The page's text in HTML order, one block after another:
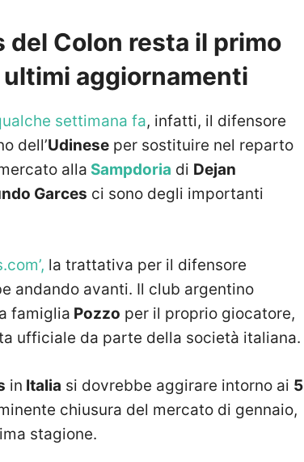
del Colon resta il primo
aggiornamenti
settimana fa, infatti, il difensore
dell’Udinese per sostituire nel reparto
alla Sampdoria di Dejan
Garces ci sono degli importanti
la trattativa per il difensore
andando avanti. Il club argentino
famiglia Pozzo per il proprio giocatore,
ufficiale da parte della società italiana.
in Italia si dovrebbe aggirare intorno ai 5
chiusura del mercato di gennaio,
stagione.